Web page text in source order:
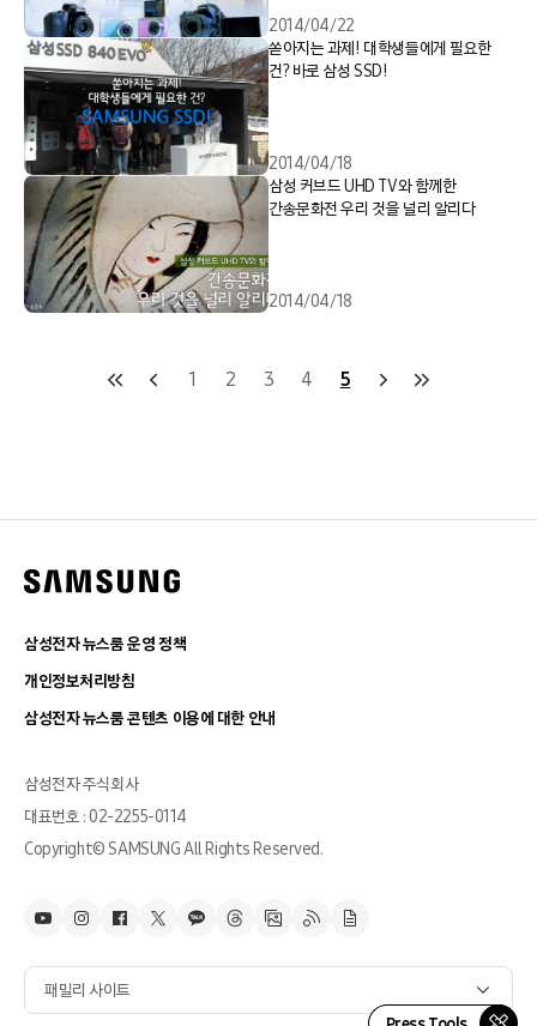
2014/04/22
쏟아지는 과제! 대학생들에게 필요한
건? 바로 삼성 SSD!
2014/04/18
삼성 커브드 UHD TV와 함께한
간송문화전 우리 것을 널리 알리다
2014/04/18
1 2 3 4 5
삼성전자 뉴스룸 운영 정책
개인정보처리방침
삼성전자 뉴스룸 콘텐츠 이용에 대한 안내
삼성전자 주식회사
대표번호 : 02-2255-0114
Copyright© SAMSUNG All Rights Reserved.
패밀리 사이트